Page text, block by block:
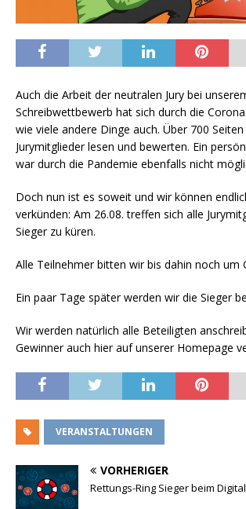
Auch die Arbeit der neutralen Jury bei
Schreibwettbewerb hat sich durch die
wie viele andere Dinge auch. Über 700
Jurymitglieder lesen und bewerten. Ein
war durch die Pandemie ebenfalls nicht
Doch nun ist es soweit und wir können
verkünden: Am 26.08. treffen sich alle
Sieger zu küren.
Alle Teilnehmer bitten wir bis dahin noch um
Ein paar Tage später werden wir die Sieger
Wir werden natürlich alle Beteiligten
Gewinner auch hier auf unserer Homepage
VERANSTALTUNGEN
VORHERIGER
Rettungs-Ring Sieger beim